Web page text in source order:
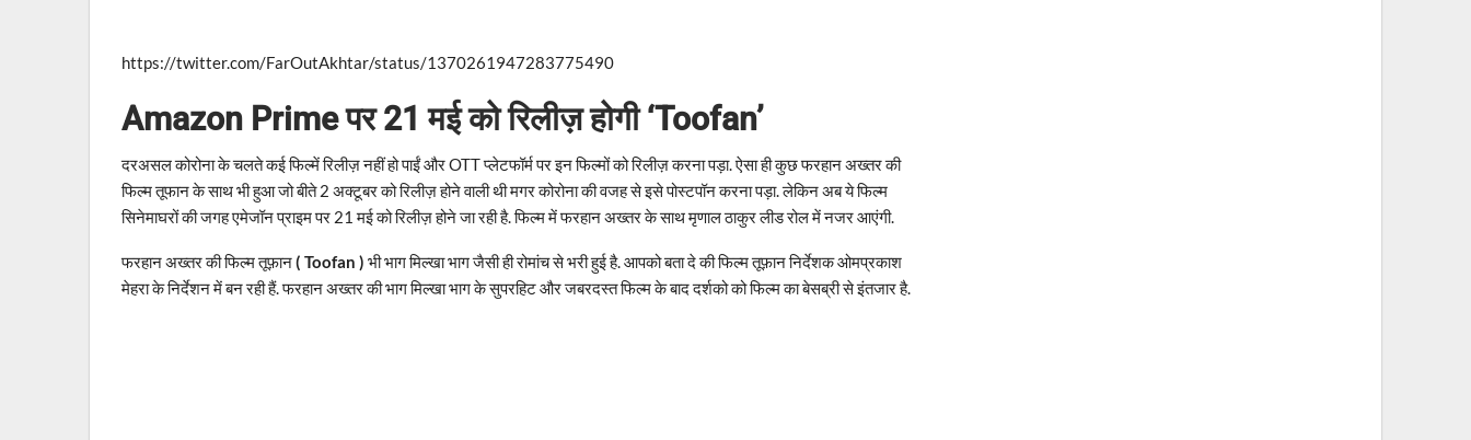
https://twitter.com/FarOutAkhtar/status/1370261947283775490
Amazon Prime पर 21 मई को रिलीज़ होगी ‘Toofan’
दरअसल कोरोना के चलते कई फिल्में रिलीज़ नहीं हो पाईं और OTT प्लेटफॉर्म पर इन फिल्मों को रिलीज़ करना पड़ा. ऐसा ही कुछ फरहान अख्तर की
फिल्म तूफान के साथ भी हुआ जो बीते 2 अक्टूबर को रिलीज़ होने वाली थी मगर कोरोना की वजह से इसे पोस्टपॉन करना पड़ा. लेकिन अब ये फिल्म
सिनेमाघरों की जगह एमेजॉन प्राइम पर 21 मई को रिलीज़ होने जा रही है. फिल्म में फरहान अख्तर के साथ मृणाल ठाकुर लीड रोल में नजर आएंगी.
फरहान अख्तर की फिल्म तूफ़ान( Toofan ) भी भाग मिल्खा भाग जैसी ही रोमांच से भरी हुई है. आपको बता दे की फिल्म तूफ़ान निर्देशक ओमप्रकाश
मेहरा के निर्देशन में बन रही हैं. फरहान अख्तर की भाग मिल्खा भाग के सुपरहिट और जबरदस्त फिल्म के बाद दर्शको को फिल्म का बेसब्री से इंतजार है.